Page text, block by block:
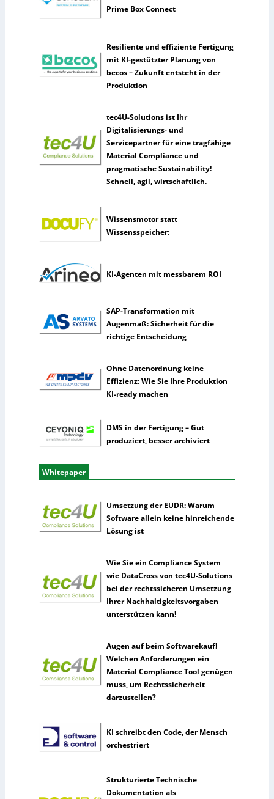
n
s
t
e
n
s
h
t
e
i
g
z
Prime Box Connect
Resiliente und effiziente Fertigung
mit KI-gestützter Planung von
becos – Zukunft entsteht in der
Produktion
tec4U-Solutions ist Ihr
Digitalisierungs- und
Servicepartner für eine tragfähige
Material Compliance und
pragmatische Sustainability!
Schnell, agil, wirtschaftlich.
Wissensmotor statt
Wissensspeicher:
KI-Agenten mit messbarem ROI
SAP-Transformation mit
Augenmaß: Sicherheit für die
richtige Entscheidung
Ohne Datenordnung keine
Effizienz: Wie Sie Ihre Produktion
KI-ready machen
DMS in der Fertigung – Gut
produziert, besser archiviert
Whitepaper
Umsetzung der EUDR: Warum
Software allein keine hinreichende
Lösung ist
Wie Sie ein Compliance System
wie DataCross von tec4U-Solutions
bei der rechtssicheren Umsetzung
Ihrer Nachhaltigkeitsvorgaben
unterstützen kann!
Augen auf beim Softwarekauf!
Welchen Anforderungen ein
Material Compliance Tool genügen
muss, um Rechtssicherheit
darzustellen?
KI schreibt den Code, der Mensch
orchestriert
Strukturierte Technische
Dokumentation als